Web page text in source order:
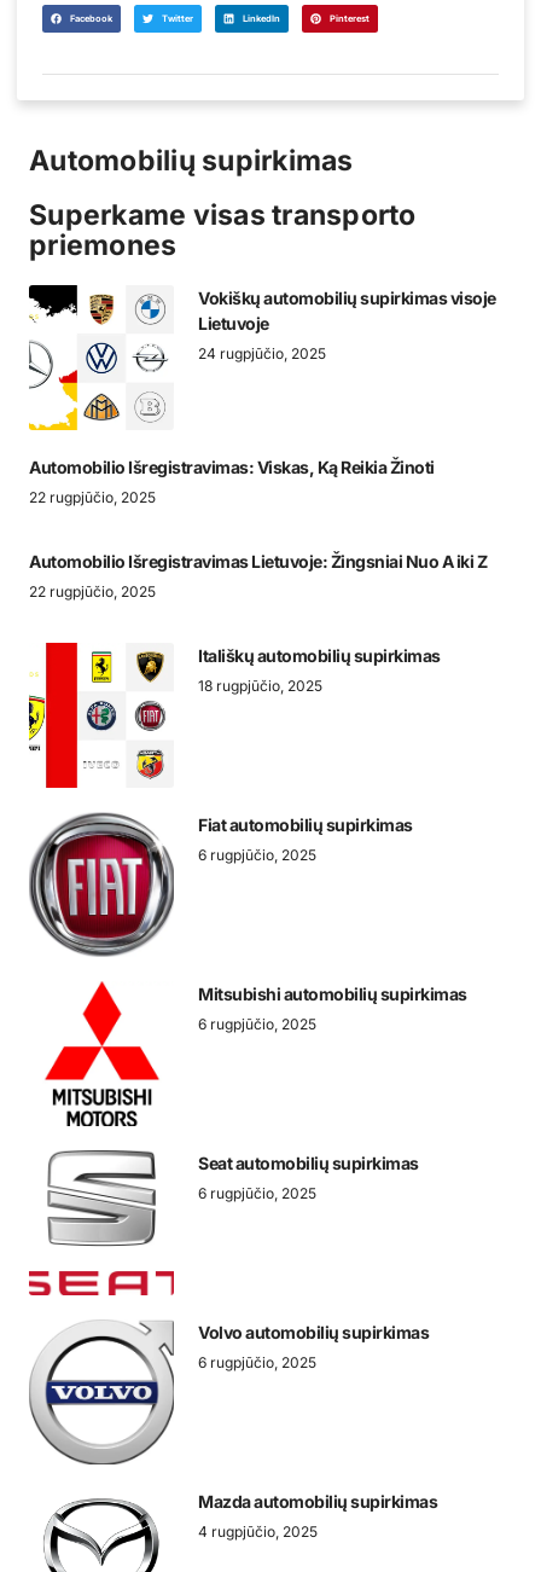
Facebook Twitter LinkedIn Pinterest
Automobilių supirkimas
Superkame visas transporto
priemones
Vokiškų automobilių supirkimas visoje
Lietuvoje
24 rugpjūčio, 2025
Automobilio Išregistravimas: Viskas, Ką Reikia Žinoti
22 rugpjūčio, 2025
Automobilio Išregistravimas Lietuvoje: Žingsniai Nuo A iki Z
22 rugpjūčio, 2025
Itališkų automobilių supirkimas
18 rugpjūčio, 2025
Fiat automobilių supirkimas
6 rugpjūčio, 2025
Mitsubishi automobilių supirkimas
6 rugpjūčio, 2025
Seat automobilių supirkimas
6 rugpjūčio, 2025
Volvo automobilių supirkimas
6 rugpjūčio, 2025
Mazda automobilių supirkimas
4 rugpjūčio, 2025